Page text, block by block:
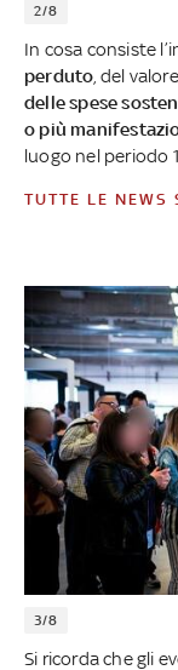
2/8
In cosa consiste
perduto , del
delle spese
o più
luogo nel periodo
TUTTE LE NEWS
3/8
Si ricorda che gli